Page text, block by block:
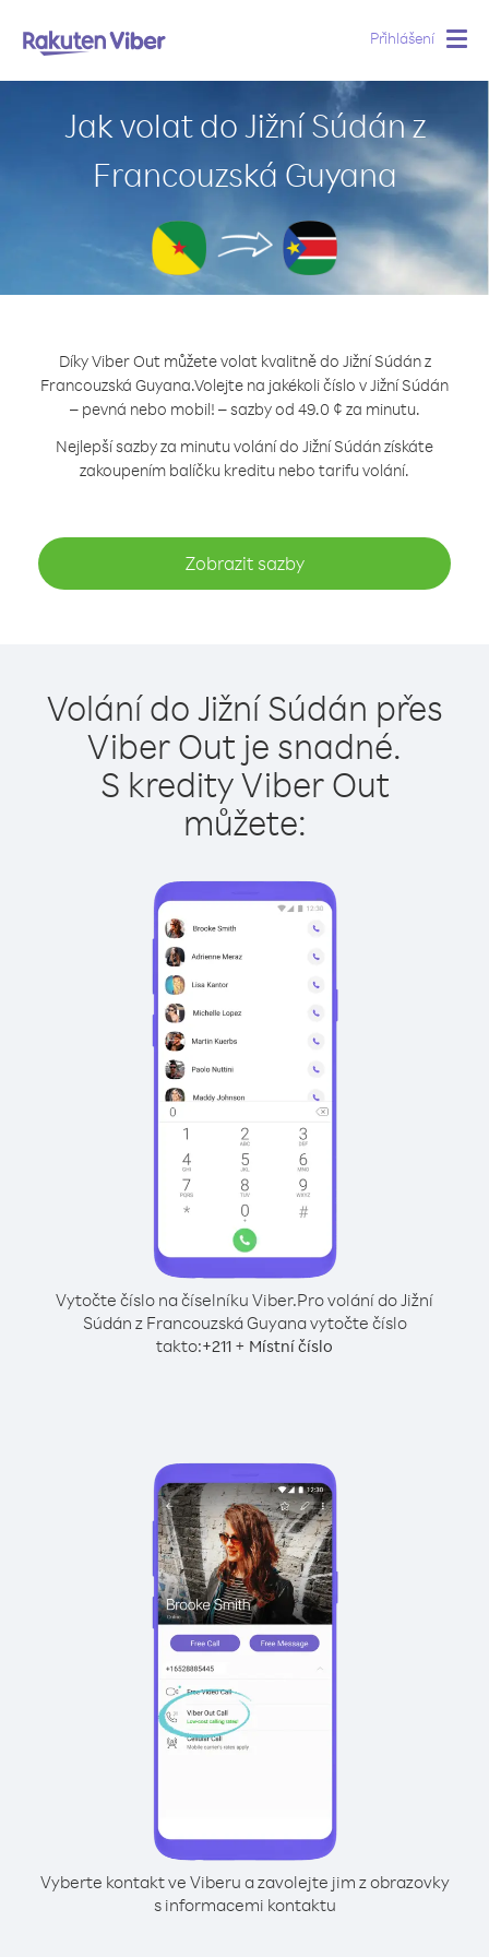
Přihlášení
Jak volat do Jižní Súdán z
Francouzská Guyana
Díky Viber Out můžete volat kvalitně do Jižní Súdán z
Francouzská Guyana.Volejte na jakékoli číslo v Jižní Súdán
– pevná nebo mobil! – sazby od 49.0 ¢ za minutu.
Nejlepší sazby za minutu volání do Jižní Súdán získáte
zakoupením balíčku kreditu nebo tarifu volání.
Zobrazit sazby
Volání do Jižní Súdán přes
Viber Out je snadné.
S kredity Viber Out
můžete:
Vytočte číslo na číselníku Viber.Pro volání do Jižní
Súdán z Francouzská Guyana vytočte číslo
takto:+211 + Místní číslo
Vyberte kontakt ve Viberu a zavolejte jim z obrazovky
s informacemi kontaktu